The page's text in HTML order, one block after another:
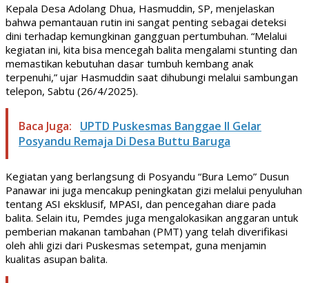
Kepala Desa Adolang Dhua, Hasmuddin, SP, menjelaskan
bahwa pemantauan rutin ini sangat penting sebagai deteksi
dini terhadap kemungkinan gangguan pertumbuhan. “Melalui
kegiatan ini, kita bisa mencegah balita mengalami stunting dan
memastikan kebutuhan dasar tumbuh kembang anak
terpenuhi,” ujar Hasmuddin saat dihubungi melalui sambungan
telepon, Sabtu (26/4/2025).
Baca Juga:
UPTD Puskesmas Banggae II Gelar
Posyandu Remaja Di Desa Buttu Baruga
Kegiatan yang berlangsung di Posyandu “Bura Lemo” Dusun
Panawar ini juga mencakup peningkatan gizi melalui penyuluhan
tentang ASI eksklusif, MPASI, dan pencegahan diare pada
balita. Selain itu, Pemdes juga mengalokasikan anggaran untuk
pemberian makanan tambahan (PMT) yang telah diverifikasi
oleh ahli gizi dari Puskesmas setempat, guna menjamin
kualitas asupan balita.